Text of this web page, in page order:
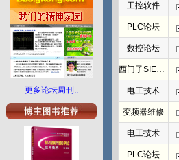
更多论坛周刊..
工控软件
PLC论坛
数控论坛
西门子SIEMENS
电工技术
变频器维修
电工技术
PLC论坛